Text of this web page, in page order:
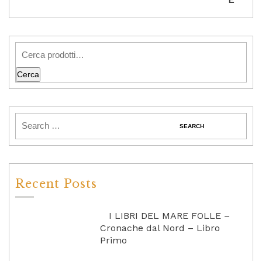
Cerca
Recent Posts
I LIBRI DEL MARE FOLLE –
Cronache dal Nord – Libro
Primo